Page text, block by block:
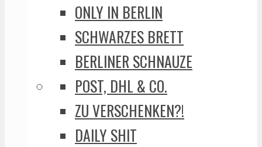
ONLY IN BERLIN
SCHWARZES BRETT
BERLINER SCHNAUZE
POST, DHL & CO.
ZU VERSCHENKEN?!
DAILY SHIT